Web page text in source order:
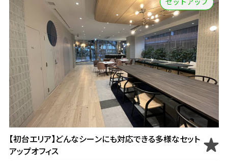
【初台エリア】どんなシーンにも対応できる多様なセット
アップオフィス